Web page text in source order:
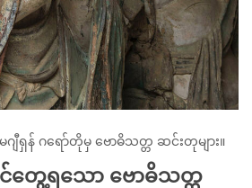
ျီရှန် ဂရော်တိုမှ ဗောဓိသတ္တ ဆင်းတုများ။
ေ့ရသော ဗောဓိသတ္တ